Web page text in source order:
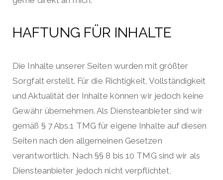
HAFTUNG FÜR INHALTE
Die Inhalte unserer Seiten wurden mit größter
Sorgfalt erstellt. Für die Richtigkeit, Vollständigkeit
und Aktualität der Inhalte können wir jedoch keine
Gewähr übernehmen. Als Diensteanbieter sind wir
gemäß § 7 Abs.1 TMG für eigene Inhalte auf diesen
Seiten nach den allgemeinen Gesetzen
verantwortlich. Nach §§ 8 bis 10 TMG sind wir als
Diensteanbieter jedoch nicht verpflichtet,